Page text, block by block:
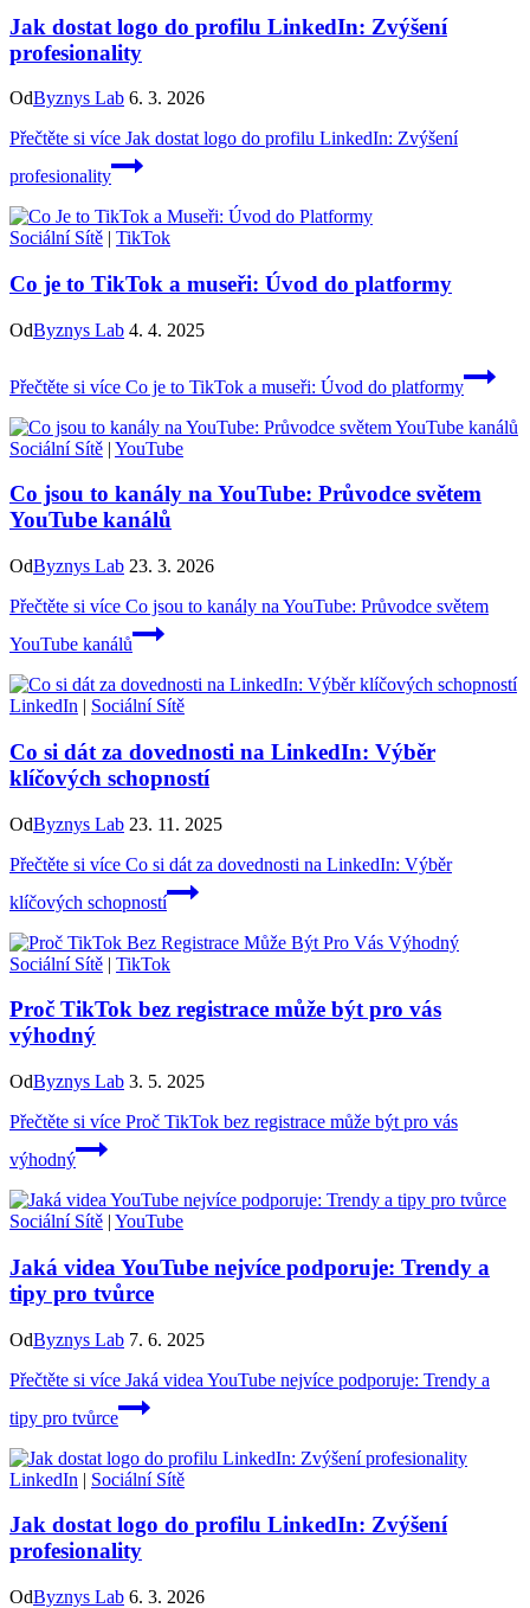
Jak dostat logo do profilu LinkedIn: Zvýšení
profesionality
OdByznys Lab 6. 3. 2026
Přečtěte si více Jak dostat logo do profilu LinkedIn: Zvýšení
profesionality
Sociální Sítě | TikTok
Co je to TikTok a museři: Úvod do platformy
OdByznys Lab 4. 4. 2025
Přečtěte si více Co je to TikTok a museři: Úvod do platformy
Sociální Sítě | YouTube
Co jsou to kanály na YouTube: Průvodce světem
YouTube kanálů
OdByznys Lab 23. 3. 2026
Přečtěte si více Co jsou to kanály na YouTube: Průvodce světem
YouTube kanálů
LinkedIn | Sociální Sítě
Co si dát za dovednosti na LinkedIn: Výběr
klíčových schopností
OdByznys Lab 23. 11. 2025
Přečtěte si více Co si dát za dovednosti na LinkedIn: Výběr
klíčových schopností
Sociální Sítě | TikTok
Proč TikTok bez registrace může být pro vás
výhodný
OdByznys Lab 3. 5. 2025
Přečtěte si více Proč TikTok bez registrace může být pro vás
výhodný
Sociální Sítě | YouTube
Jaká videa YouTube nejvíce podporuje: Trendy a
tipy pro tvůrce
OdByznys Lab 7. 6. 2025
Přečtěte si více Jaká videa YouTube nejvíce podporuje: Trendy a
tipy pro tvůrce
LinkedIn | Sociální Sítě
Jak dostat logo do profilu LinkedIn: Zvýšení
profesionality
OdByznys Lab 6. 3. 2026